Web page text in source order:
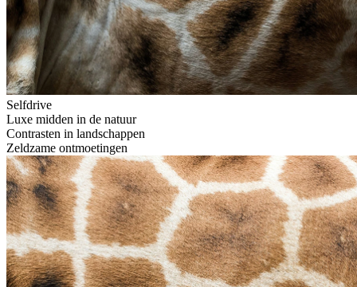
Selfdrive
Luxe midden in de natuur
Contrasten in landschappen
Zeldzame ontmoetingen